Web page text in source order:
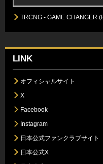
TRCNG - GAME CHANGER
LINK
オフィシャルサイト
X
Facebook
Instagram
日本公式ファンクラブサイト
日本公式X